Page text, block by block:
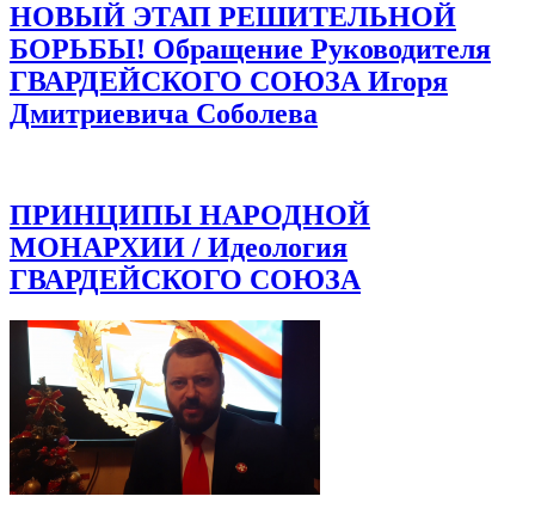
НОВЫЙ ЭТАП РЕШИТЕЛЬНОЙ
БОРЬБЫ! Обращение Руководителя
ГВАРДЕЙСКОГО СОЮЗА Игоря
Дмитриевича Соболева
ПРИНЦИПЫ НАРОДНОЙ
МОНАРХИИ / Идеология
ГВАРДЕЙСКОГО СОЮЗА